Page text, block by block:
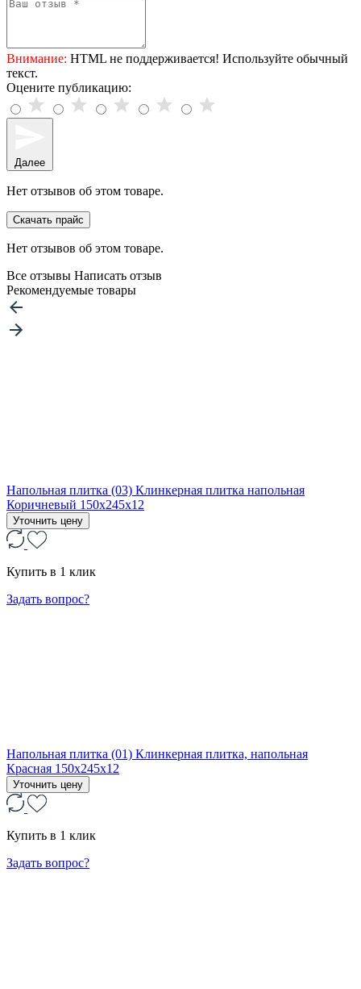
Внимание: HTML не поддерживается! Используйте обычный
текст.
Оцените публикацию:
Далее
Нет отзывов об этом товаре.
Скачать прайс
Нет отзывов об этом товаре.
Все отзывы Написать отзыв
Рекомендуемые товары
Напольная плитка (03) Клинкерная плитка напольная
Коричневый 150x245x12
Уточнить цену
Купить в 1 клик
Задать вопрос?
Напольная плитка (01) Клинкерная плитка, напольная
Красная 150x245x12
Уточнить цену
Купить в 1 клик
Задать вопрос?